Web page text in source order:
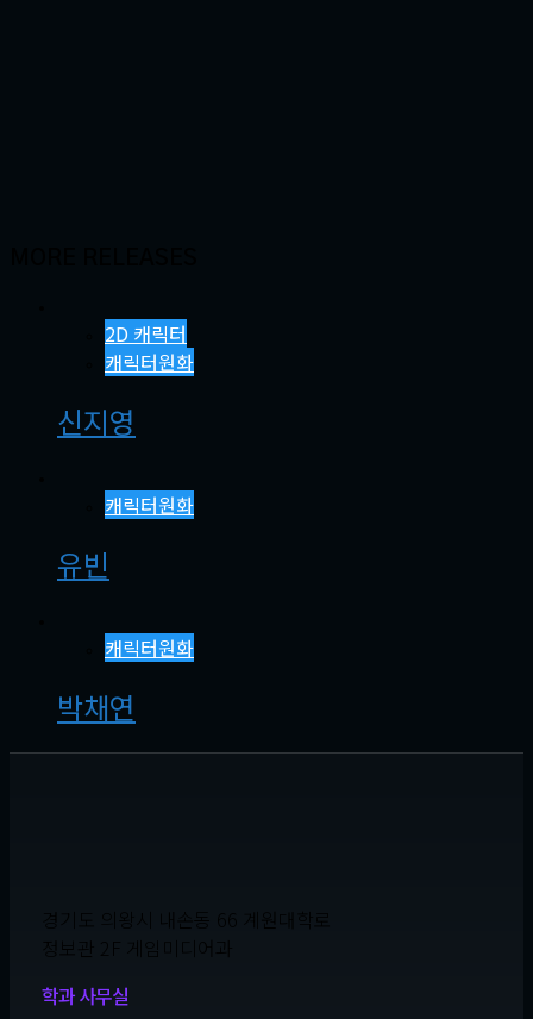
2D 캐릭터
캐릭터원화
신지영
캐릭터원화
유빈
캐릭터원화
박채연
경기도 의왕시 내손동 66 계원대학로
정보관 2F 게임미디어과
학과 사무실